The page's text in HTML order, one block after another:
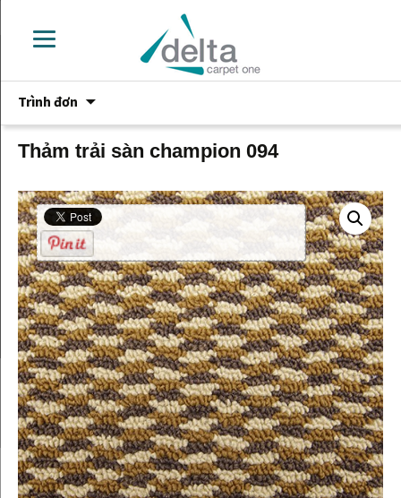
Trình đơn
phần
nội
dung
Thảm trải sàn champion 094